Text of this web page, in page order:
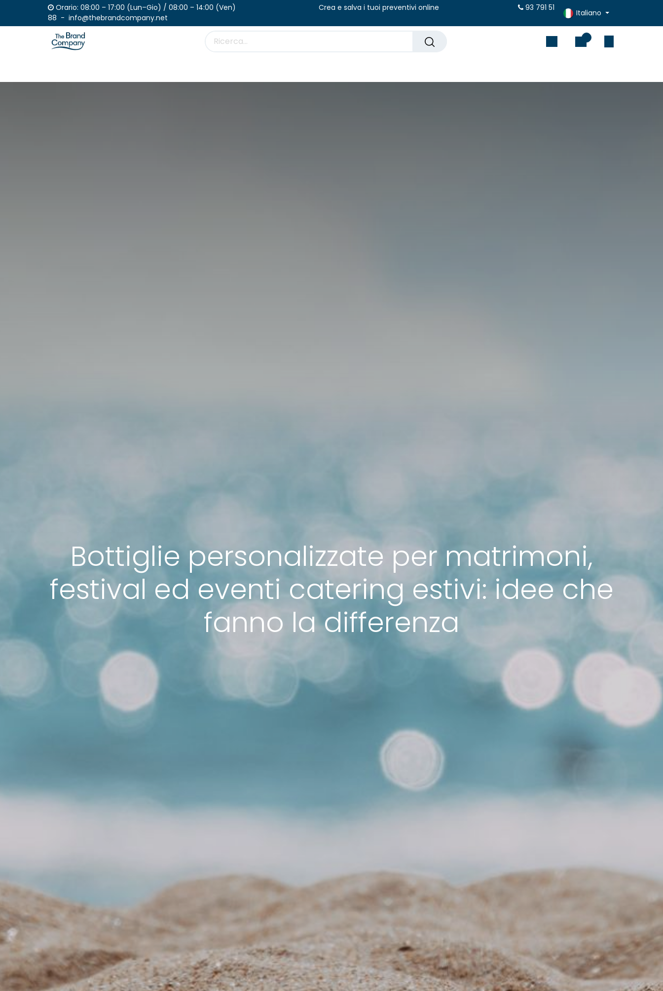
Passa al contenutoOrario: 08:00 – 17:00 (Lun–Gio) / 08:00 – 14:00 (Ven) Crea e salva i tuoi preventivi online
93 791 51
88 - info@thebrandcompany.net
Italiano
Bottiglie personalizzate per matrimoni,
festival ed eventi catering estivi: idee che
fanno la differenza